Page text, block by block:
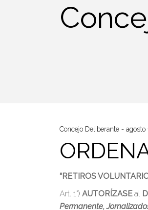
Concejo Deliberante agosto
“RETIROS
Art. 1°) AUTORÍZASE al
Permanente,